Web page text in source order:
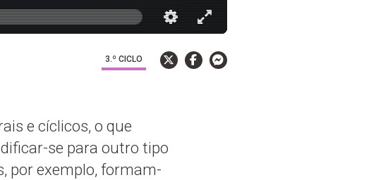
3.º CICLO
e cíclicos, o que
se para outro tipo
por exemplo, formam-